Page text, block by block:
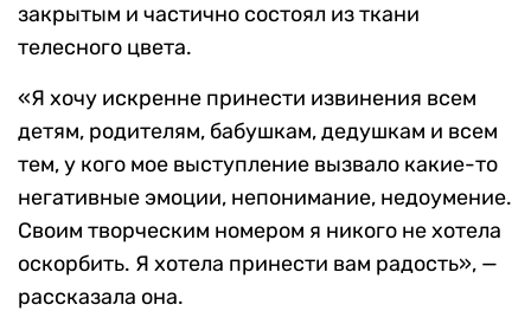
закрытым и частично состоял из ткани
телесного цвета.
«Я хочу искренне принести извинения всем
детям, родителям, бабушкам, дедушкам и всем
тем, у кого мое выступление вызвало какие-то
негативные эмоции, непонимание, недоумение.
Своим творческим номером я никого не хотела
оскорбить. Я хотела принести вам радость», —
рассказала она.